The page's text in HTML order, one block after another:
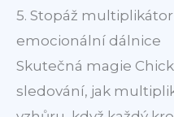
5. Stopáž
emocionální dálnice
Skutečná magie
sledování, jak